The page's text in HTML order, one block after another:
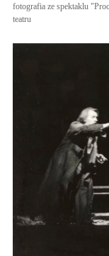
fotografia ze spektaklu
teatru